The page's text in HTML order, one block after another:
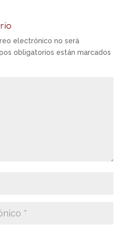
electrónico no será
obligatorios están marcados